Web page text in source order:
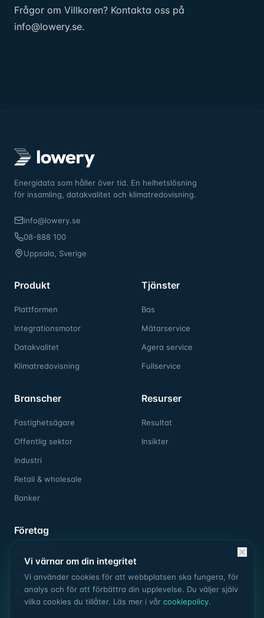
Frågor om Villkoren? Kontakta oss på
info@lowery.se.
Energidata som håller över tid. En helhetslösning
för insamling, datakvalitet och klimatredovisning.
info@lowery.se
08-888 100
Uppsala, Sverige
Produkt
Plattformen
Integrationsmotor
Datakvalitet
Klimatredovisning
Tjänster
Bas
Mätarservice
Agera service
Fullservice
Branscher
Fastighetsägare
Offentlig sektor
Industri
Retail & wholesale
Banker
Resurser
Resultat
Insikter
Företag
Kontakt
Kontakta oss
Vi värnar om din integritet
Vi använder cookies för att webbplatsen ska fungera, för
analys och för att förbättra din upplevelse. Du väljer själv
vilka cookies du tillåter. Läs mer i vår cookiepolicy.